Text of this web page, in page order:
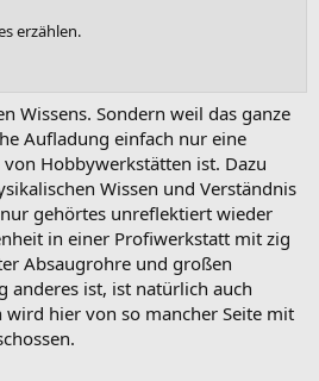
erzählen.
Wissens. Sondern weil das ganze
Aufladung einfach nur eine
Hobbywerkstätten ist. Dazu
Wissen und Verständnis
gehörtes unreflektiert wieder
in einer Profiwerkstatt mit zig
Absaugrohre und großen
anderes ist, ist natürlich auch
hier von so mancher Seite mit